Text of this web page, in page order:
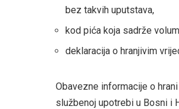
bez takvih uputstava,
kod pića koja sadrže
deklaracija o hranjivim
Obavezne informacije o
službenoj upotrebi u Bosni i